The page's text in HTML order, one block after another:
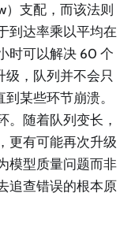
）支配，而该法则
到达率乘以平均在
时可以解决 60 个
，队列并不会只
某些环节崩溃。
。随着队列变长，
更有可能再次升级
模型质量问题而非
追查错误的根本原